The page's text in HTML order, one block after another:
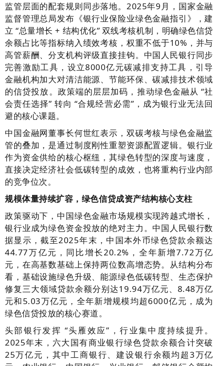
监管层面的配套规则同步落地。2025年9月，国家金融
监督管理总局发布《银行业保险业绿色金融指引》，建
立 “总量增长 + 结构优化” 双线考核机制，明确绿色信贷
余额占比等指标纳入绩效考核，权重不低于10%，并与
高管薪酬、分支机构评级直接挂钩。中国人民银行同步
完善激励工具，设立8000亿元碳减排支持工具，引导
金融机构加大对清洁能源、节能环保、碳减排技术领域
的信贷投放。政策端的层层加码，推动绿色金融从 “社
会责任选择” 转向 “合规经营必需”，成为银行业无法回
避的核心课题。
中国金融网董事长何世红表示，双碳考核与绿色金融监
管的叠加，是通过制度刚性重塑资源配置逻辑。银行业
作为资金供给的核心枢纽，其绿色转型的深度与速度，
直接决定经济社会低碳转型的成效，也将重构行业内部
的竞争位次。
规模体量持续扩容，绿色信贷成资产结构核心支柱
政策驱动下，中国绿色金融市场规模实现跨越式增长，
银行业成为绿色资金投放的绝对主力。中国人民银行数
据显示，截至2025年末，中国本外币绿色贷款余额达
44.77万亿元，同比增长20.2%，全年新增7.72万亿
元，在高基数基础上保持两位数高增态势。从结构分布
看，基础设施绿色升级、能源绿色低碳转型、生态保护
修复三大领域贷款余额分别达19.94万亿元、8.48万亿
元和5.03万亿元，全年新增规模均超6000亿元，成为
绿色信贷投放的核心赛道。
头部银行发挥 “头雁效应”，行业集中度持续提升。
2025年末，六大国有商业银行绿色贷款余额合计突破
25万亿元，其中工商银行、建设银行余额均超3万亿